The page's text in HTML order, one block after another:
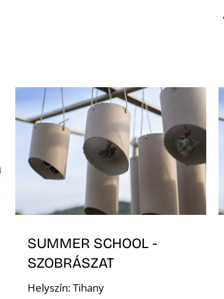
SUMMER SCHOOL -
SZOBRÁSZAT
Helyszín: Tihany